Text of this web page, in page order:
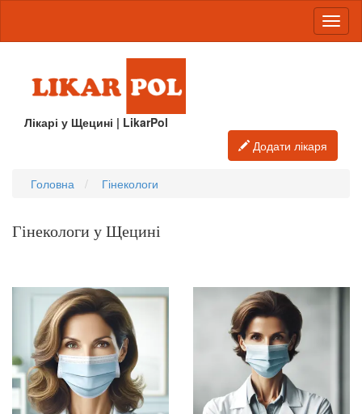
Лікарі у Щецині | LikarPol
Додати лікаря
Головна Гінекологи
Гінекологи у Щецині